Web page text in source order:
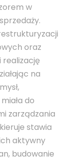
w
oraz
realizację
na
do
zarządzania
stawia
aktywny
budowanie